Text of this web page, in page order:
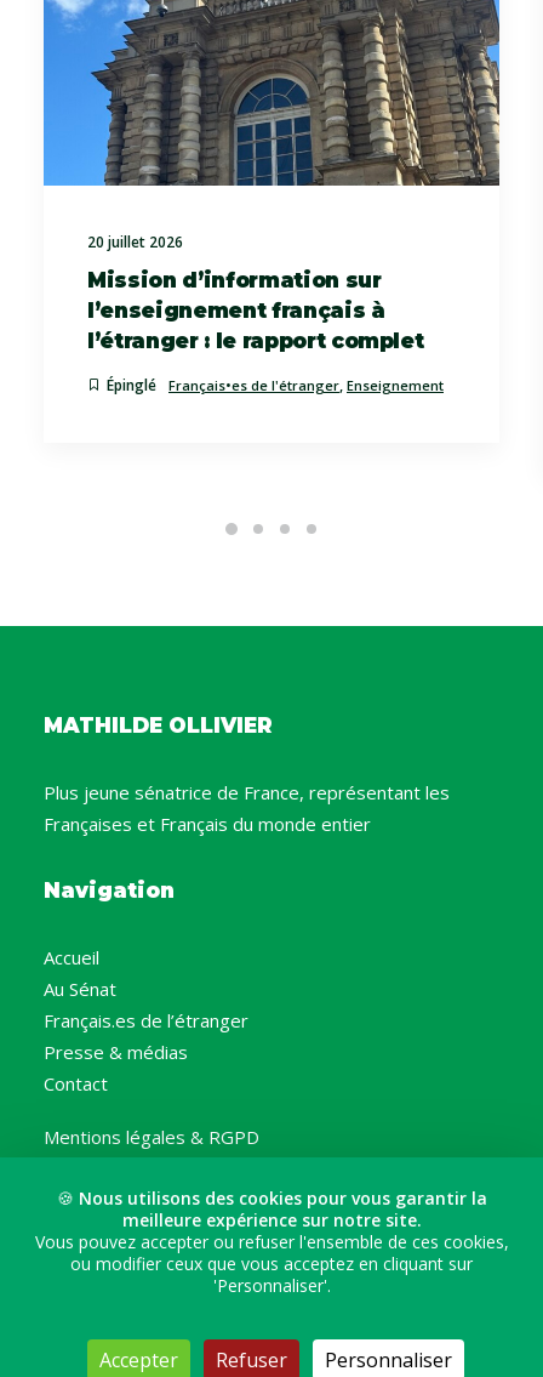
20 juillet 2026
Mission d’information sur
l’enseignement français à
l’étranger : le rapport complet
Épinglé Français•es de l'étranger, Enseignement
MATHILDE OLLIVIER
Plus jeune sénatrice de France, représentant les
Françaises et Français du monde entier
Navigation
Accueil
Au Sénat
Français.es de l’étranger
Presse & médias
Contact
Mentions légales & RGPD
Suivez moi
Lettre d'information
🍪 Nous utilisons des cookies pour vous garantir la
meilleure expérience sur notre site.
Vous pouvez accepter ou refuser l'ensemble de ces cookies,
ou modifier ceux que vous acceptez en cliquant sur
'Personnaliser'.
Accepter Refuser Personnaliser